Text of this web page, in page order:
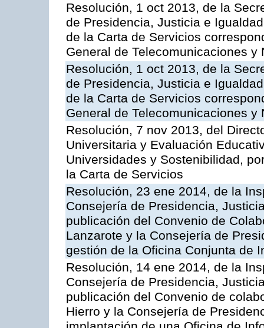
Resolución, 1 oct 2013, de la
de Presidencia, Justicia e
de la Carta de Servicios
General de Telecomunicaciones y
Resolución, 1 oct 2013, de la
de Presidencia, Justicia e
de la Carta de Servicios
General de Telecomunicaciones y
Resolución, 7 nov 2013, del
Universitaria y Evaluación
Universidades y Sostenibilidad,
la Carta de Servicios
Resolución, 23 ene 2014, de la
Consejería de Presidencia,
publicación del Convenio de
Lanzarote y la Consejería de
gestión de la Oficina Conjunta de
Resolución, 14 ene 2014, de la
Consejería de Presidencia,
publicación del Convenio de
Hierro y la Consejería de